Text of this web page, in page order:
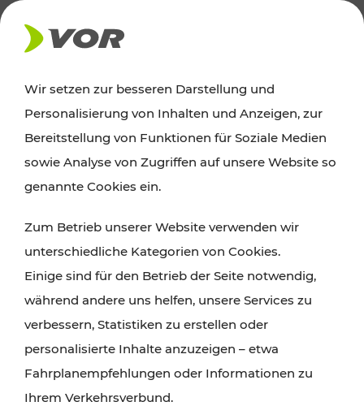
AKTUELLES
Ausflugstipps
Wien, Niederösterreich und das Burgenland
Wanderungen, Kultur und Gastronomie,
Radtouren oder purer Naturgenuss – viele
Attraktionen sind mit den Ticket- und Fahrplan-
Angeboten des VOR gut und schnell erreichbar.
Wir setzen zur besseren Darstellung und
Personalisierung von Inhalten und Anzeigen, zur
Bereitstellung von Funktionen für Soziale Medien
sowie Analyse von Zugriffen auf unsere Website so
genannte Cookies ein.
Zum Betrieb unserer Website verwenden wir
unterschiedliche Kategorien von Cookies.
Einige sind für den Betrieb der Seite notwendig,
während andere uns helfen, unsere Services zu
verbessern, Statistiken zu erstellen oder
personalisierte Inhalte anzuzeigen – etwa
Fahrplanempfehlungen oder Informationen zu
Ihrem Verkehrsverbund.